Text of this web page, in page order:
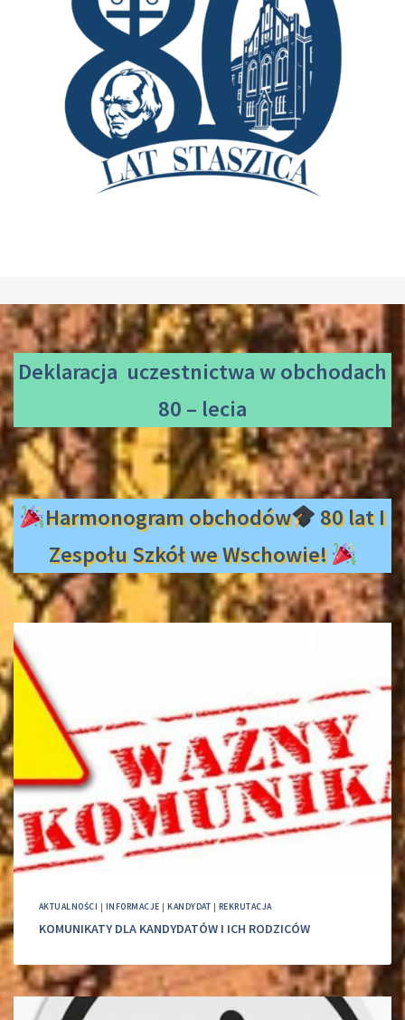
Deklaracja uczestnictwaw obchodach
80 – lecia
Harmonogram obchodów
80 lat I
Zespołu Szkół we Wschowie!
AKTUALNOŚCI | INFORMACJE |KANDYDAT | REKRUTACJA
KOMUNIKATY DLA KANDYDATÓW I ICH RODZICÓW